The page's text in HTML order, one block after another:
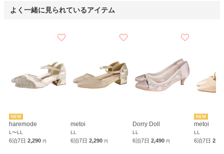
よく一緒に見られているアイテム
haremode
L〜LL
6泊7日 2,290 円
metoi
LL
6泊7日2,290円
Dorry Doll
LL
6泊7日 2,490 円
metoi
LL
6泊7日